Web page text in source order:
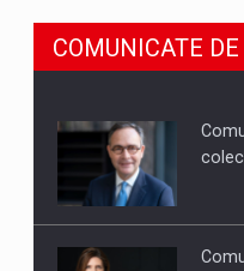
COMUNICATE